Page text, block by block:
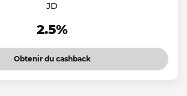
JD
2.5%
Obtenir du cashback